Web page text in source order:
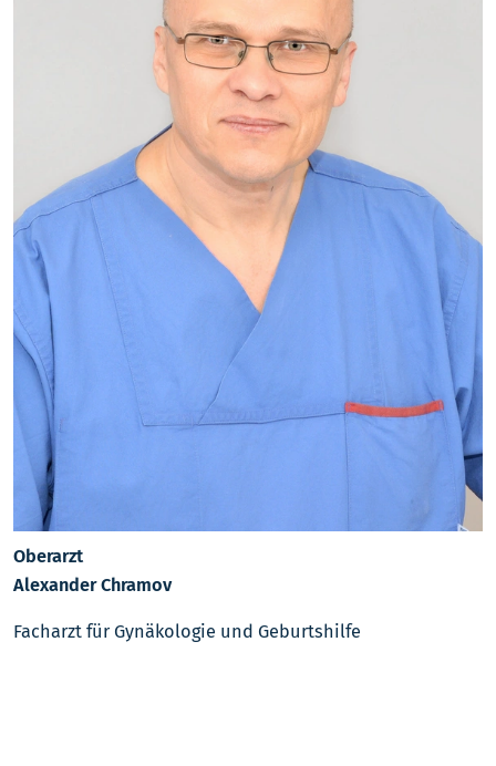
Oberarzt
Alexander Chramov
Facharzt für Gynäkologie und Geburtshilfe